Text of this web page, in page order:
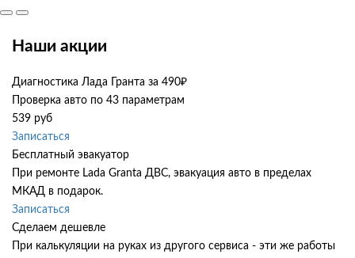
Наши акции
Диагностика Лада Гранта за 490₽
Проверка авто по 43 параметрам
539 руб
Записаться
Бесплатный эвакуатор
При ремонте Lada Granta ДВС, эвакуация авто в пределах
МКАД в подарок.
Записаться
Сделаем дешевле
При калькуляции на руках из другого сервиса - эти же работы